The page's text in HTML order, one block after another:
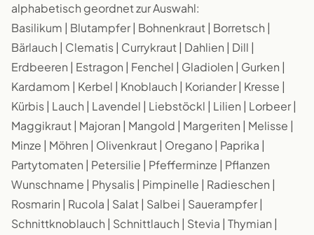
alphabetisch geordnet zur Auswahl:
Basilikum | Blutampfer | Bohnenkraut | Borretsch |
Bärlauch | Clematis | Currykraut | Dahlien | Dill |
Erdbeeren | Estragon | Fenchel | Gladiolen | Gurken |
Kardamom | Kerbel | Knoblauch | Koriander | Kresse |
Kürbis | Lauch | Lavendel | Liebstöckl | Lilien | Lorbeer |
Maggikraut | Majoran | Mangold | Margeriten | Melisse |
Minze | Möhren | Olivenkraut | Oregano | Paprika |
Partytomaten | Petersilie | Pfefferminze | Pflanzen
Wunschname | Physalis | Pimpinelle | Radieschen |
Rosmarin | Rucola | Salat | Salbei | Sauerampfer |
Schnittknoblauch | Schnittlauch | Stevia | Thymian |